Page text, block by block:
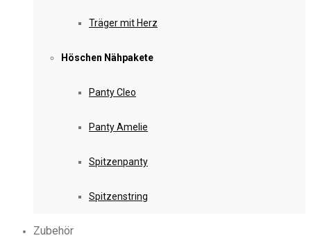
Träger mit Herz
Höschen Nähpakete
Panty Cleo
Panty Amelie
Spitzenpanty
Spitzenstring
Zubehör